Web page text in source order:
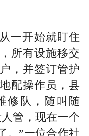
一开始就盯住
所有设施移交
，并签订管护
配操作员，县
修队，随叫随
管，现在一个
。”一位合作社